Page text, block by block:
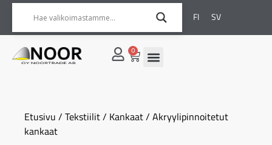
FI SV
0
Etusivu / Tekstiilit/ Kankaat/ Akryylipinnoitetut
kankaat